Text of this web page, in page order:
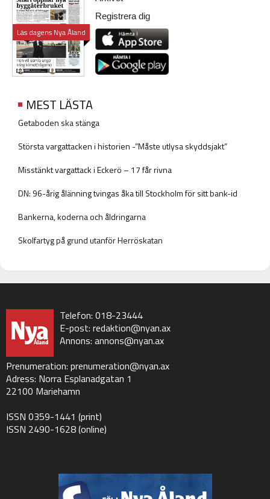
Läs dagens Nya Åland
Registrera dig
MEST LÄSTA
Getaboden ska stänga
Största vargattacken i historien -”Måste utlysa skyddsjakt”
Misstänkt vargattack i Eckerö – 17 får rivna
DN: 96-årig ålänning tvingas åka till Stockholm för sitt bank-id
Bankerna, koderna och åldringarna
Skolfartyg på grund utanför Herröskatan
Telefon: 018-23444
E-post: redaktion@nyan.ax
Annons: annons@nyan.ax
Prenumeration: prenumeration@nyan.ax
Adress: Norra Esplanadgatan 1
22100 Mariehamn
ISSN 0359-1441 (print)
ISSN 2490-1628 (online)